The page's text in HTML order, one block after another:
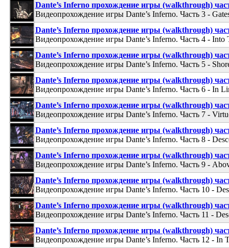
Dante’s Inferno прохождение игры (walkthrough)
Видеопрохождение игры Dante’s Inferno. Часть 3 -
Dante’s Inferno прохождение игры (walkthrough)
Видеопрохождение игры Dante’s Inferno. Часть 4 - Into
Dante’s Inferno прохождение игры (walkthrough)
Видеопрохождение игры Dante’s Inferno. Часть 5 -
Dante’s Inferno прохождение игры (walkthrough)
Видеопрохождение игры Dante’s Inferno. Часть 6 - In
Dante’s Inferno прохождение игры (walkthrough)
Видеопрохождение игры Dante’s Inferno. Часть 7 -
Dante’s Inferno прохождение игры (walkthrough)
Видеопрохождение игры Dante’s Inferno. Часть 8 -
Dante’s Inferno прохождение игры (walkthrough)
Видеопрохождение игры Dante’s Inferno. Часть 9 -
Dante’s Inferno прохождение игры (walkthrough)
Видеопрохождение игры Dante’s Inferno. Часть 10 -
Dante’s Inferno прохождение игры (walkthrough)
Видеопрохождение игры Dante’s Inferno. Часть 11 -
Dante’s Inferno прохождение игры (walkthrough)
Видеопрохождение игры Dante’s Inferno. Часть 12 - In